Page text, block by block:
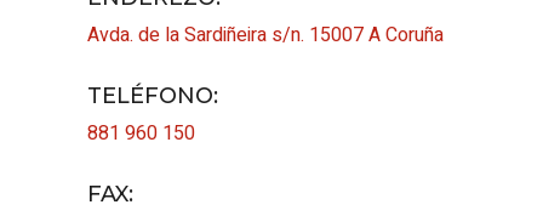
Avda. de la Sardiñeira s/n. 15007A Coruña
TELÉFONO:
881 960 150
FAX: